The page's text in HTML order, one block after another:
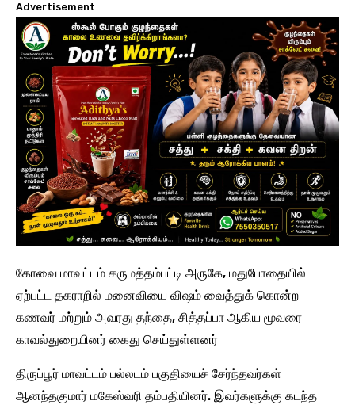
Advertisement
கோவை மாவட்டம் கருமத்தம்பட்டி அருகே, மதுபோதையில்
ஏற்பட்ட தகராறில் மனைவியை விஷம் வைத்துக் கொன்ற
கணவர் மற்றும் அவரது தந்தை, சித்தப்பா ஆகிய மூவரை
காவல்துறையினர் கைது செய்துள்ளனர்
திருப்பூர் மாவட்டம் பல்லடம் பகுதியைச் சேர்ந்தவர்கள்
ஆனந்தகுமார் மகேஸ்வரி தம்பதியினர். இவர்களுக்கு கடந்த